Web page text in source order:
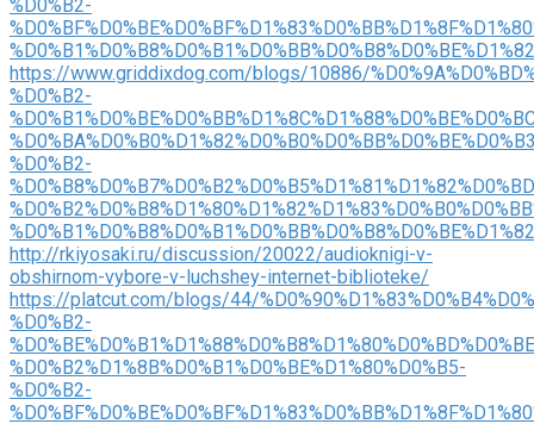
%D0%B2-
https://www.griddixdog.com/blogs/10886/
%D0%B2-
%D0%B2-
http://rkiyosaki.ru/discussion/20022/audioknigi-v-
obshirnom-vybore-v-luchshey-internet-biblioteke/
https://platcut.com/blogs/44/
%D0%B2-
%D0%B2%D1%8B%D0%B1%D0%BE%D1%80%D0%B5-
%D0%B2-